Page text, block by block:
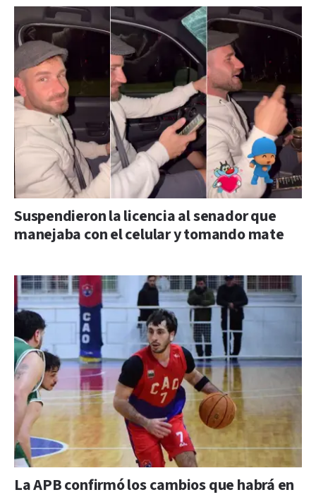
Suspendieron la licencia al senador que
manejaba con el celular y tomando mate
La APB confirmó los cambios que habrá en